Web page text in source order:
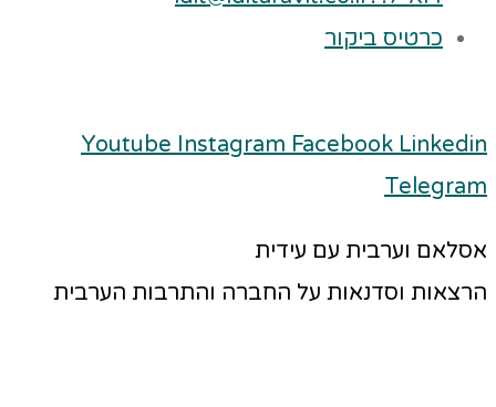
כרטיס ביקור
Youtube Instagram Facebook Linkedin
Telegram
אסלאם וערבית עם עידית
הרצאות וסדנאות על החברה והתרבות הערבית